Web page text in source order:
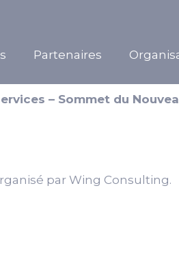
Partenaires
– Sommet du
par Wing Consulting.